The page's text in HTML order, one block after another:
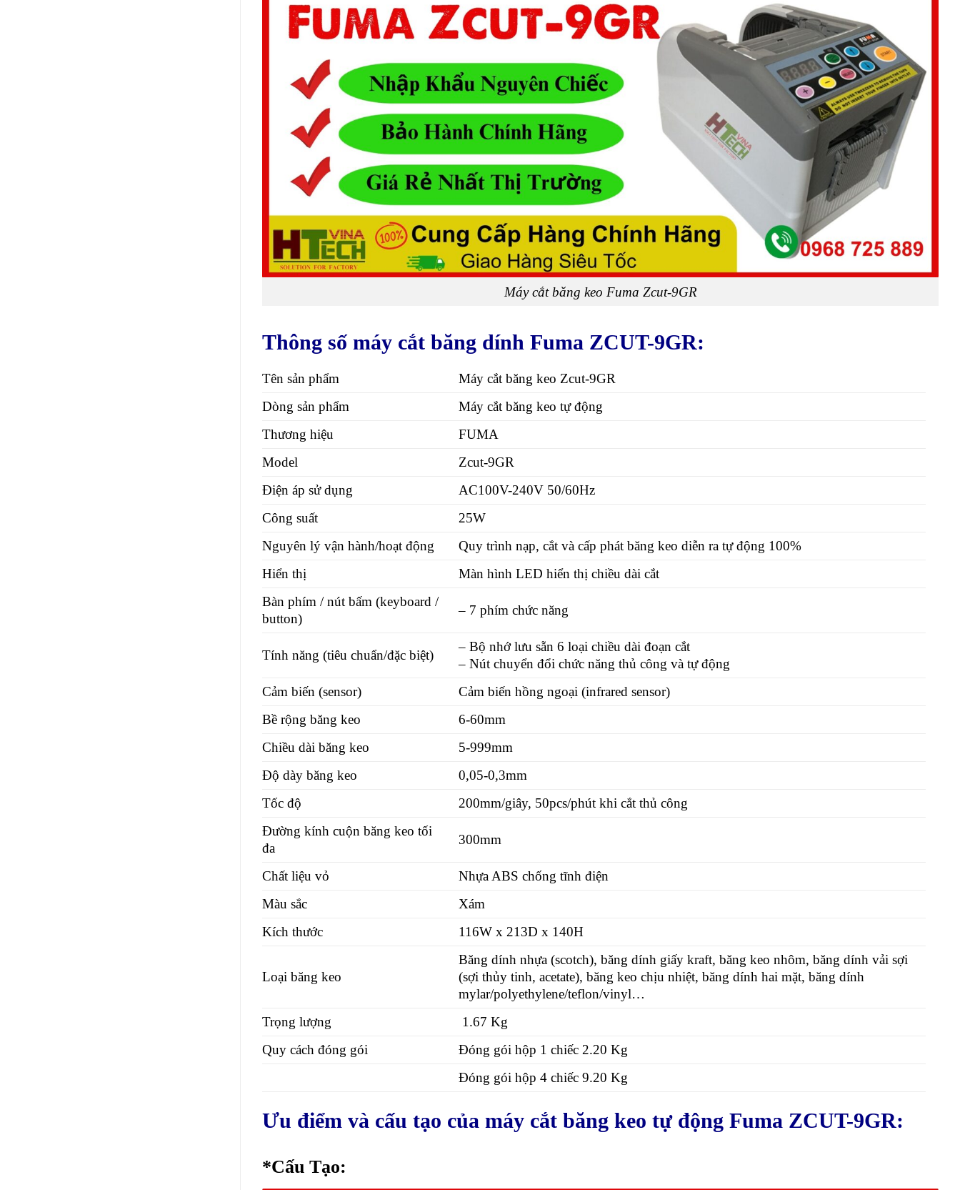
Máy cắt băng keo Fuma Zcut-9GR
Thông số máy cắt băng dính Fuma ZCUT-9GR:
Tên sản phẩm Máy cắt băng keo Zcut-9GR
Dòng sản phẩm
Máy cắt băng keo tự động
Thương hiệu
FUMA
Model
Zcut-9GR
Điện áp sử dụng
AC100V-240V 50/60Hz
Công suất
25W
Nguyên lý vận hành/hoạt động
Quy trình nạp, cắt và cấp phát băng keo diễn ra tự động 100%
Hiển thị
Màn hình LED hiển thị chiều dài cắt
Bàn phím / nút bấm (keyboard /
button)
– 7 phím chức năng
Tính năng (tiêu chuẩn/đặc biệt)
– Bộ nhớ lưu sẵn 6 loại chiều dài đoạn cắt
– Nút chuyển đổi chức năng thủ công và tự động
Cảm biến (sensor)
Cảm biến hồng ngoại (infrared sensor)
Bề rộng băng keo
6-60mm
Chiều dài băng keo
5-999mm
Độ dày băng keo
0,05-0,3mm
Tốc độ
200mm/giây, 50pcs/phút khi cắt thủ công
Đường kính cuộn băng keo tối
đa
300mm
Chất liệu vỏ
Nhựa ABS chống tĩnh điện
Màu sắc
Xám
Kích thước
116W x 213D x 140H
Loại băng keo
Băng dính nhựa (scotch), băng dính giấy kraft, băng keo nhôm, băng dính vải sợi
(sợi thủy tinh, acetate), băng keo chịu nhiệt, băng dính hai mặt, băng dính
mylar/polyethylene/teflon/vinyl…
Trọng lượng
1.67 Kg
Quy cách đóng gói
Đóng gói hộp 1 chiếc 2.20 Kg
Đóng gói hộp 4 chiếc 9.20 Kg
Ưu điểm và cấu tạo của máy cắt băng keo tự động Fuma ZCUT-9GR:
*Cấu Tạo: